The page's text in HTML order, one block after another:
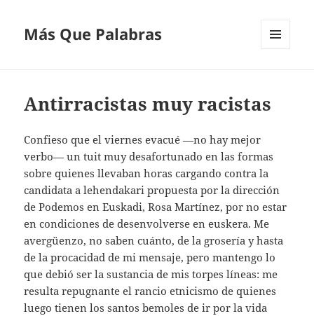
Más Que Palabras
Antirracistas muy racistas
Confieso que el viernes evacué —no hay mejor
verbo— un tuit muy desafortunado en las formas
sobre quienes llevaban horas cargando contra la
candidata a lehendakari propuesta por la dirección
de Podemos en Euskadi, Rosa Martínez, por no estar
en condiciones de desenvolverse en euskera. Me
avergüenzo, no saben cuánto, de la grosería y hasta
de la procacidad de mi mensaje, pero mantengo lo
que debió ser la sustancia de mis torpes líneas: me
resulta repugnante el rancio etnicismo de quienes
luego tienen los santos bemoles de ir por la vida